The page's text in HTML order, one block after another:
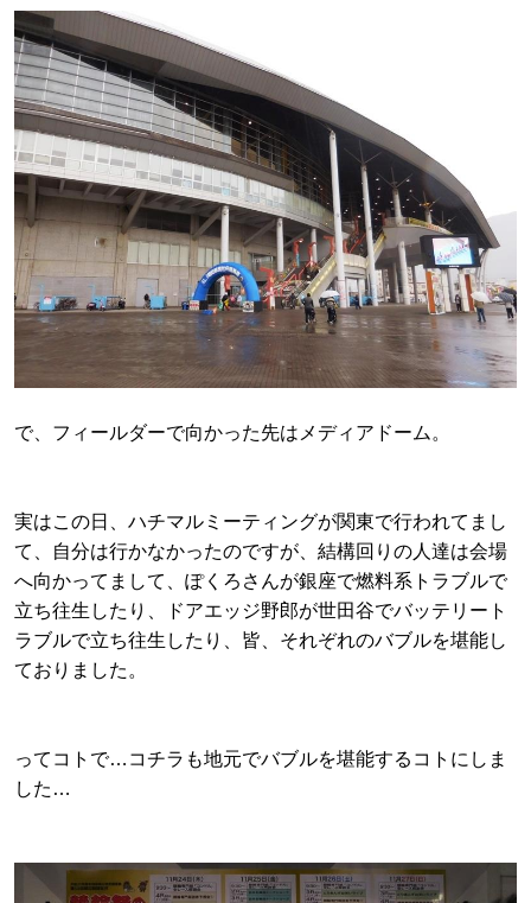
で、フィールダーで向かった先はメディアドーム。
実はこの日、ハチマルミーティングが関東で行われてまし
て、自分は行かなかったのですが、結構回りの人達は会場
へ向かってまして、ぽくろさんが銀座で燃料系トラブルで
立ち往生したり、ドアエッジ野郎が世田谷でバッテリート
ラブルで立ち往生したり、皆、それぞれのバブルを堪能し
ておりました。
ってコトで…コチラも地元でバブルを堪能するコトにしま
した…